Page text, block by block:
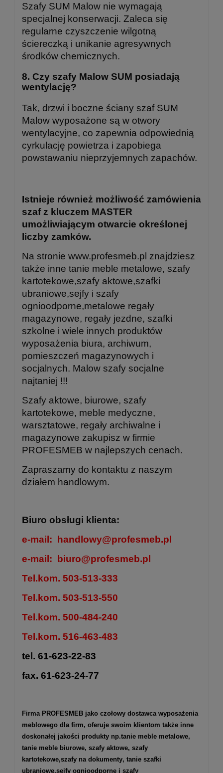
Szafy SUM Malow nie wymagają
specjalnej konserwacji. Zaleca się
regularne czyszczenie wilgotną
ściereczką i unikanie agresywnych
środków chemicznych.
8. Czy szafy Malow SUM posiadają
wentylację?
Tak, drzwi i boczne ściany szaf SUM
Malow wyposażone są w otwory
wentylacyjne, co zapewnia odpowiednią
cyrkulację powietrza i zapobiega
powstawaniu nieprzyjemnych zapachów.
Istnieje również możliwość zamówienia
szaf z kluczem MASTER
umożliwiającym otwarcie określonej
liczby zamków.
Na stronie www.profesmeb.pl znajdziesz
także inne tanie meble metalowe, szafy
kartotekowe,szafy aktowe,szafki
ubraniowe,sejfy i szafy
ognioodporne,metalowe regały
magazynowe, regały jezdne, szafki
szkolne i wiele innych produktów
wyposażenia biura, archiwum,
pomieszczeń magazynowych i
socjalnych. Malow szafy socjalne
najtaniej !!!
Szafy aktowe, biurowe, szafy
kartotekowe, meble medyczne,
warsztatowe, regały archiwalne i
magazynowe zakupisz w firmie
PROFESMEB w najlepszych cenach.
Zapraszamy do kontaktu z naszym
działem handlowym.
Biuro obsługi klienta:
e-mail:
handlowy@profesmeb.pl
e-mail: biuro@profesmeb.pl
Tel.kom. 503-513-333
Tel.kom. 503-513-550
Tel.kom. 500-484-240
Tel.kom. 516-463-483
tel. 61-623-22-83
fax. 61-623-24-77
Firma PROFESMEB jako czołowy dostawca wyposażenia
meblowego dla firm, oferuje swoim klientom także inne
doskonałej jakości produkty np.tanie meble metalowe,
tanie meble biurowe, szafy aktowe, szafy
kartotekowe,szafy na dokumenty, tanie szafki
ubraniowe,sejfy ognioodporne i szafy